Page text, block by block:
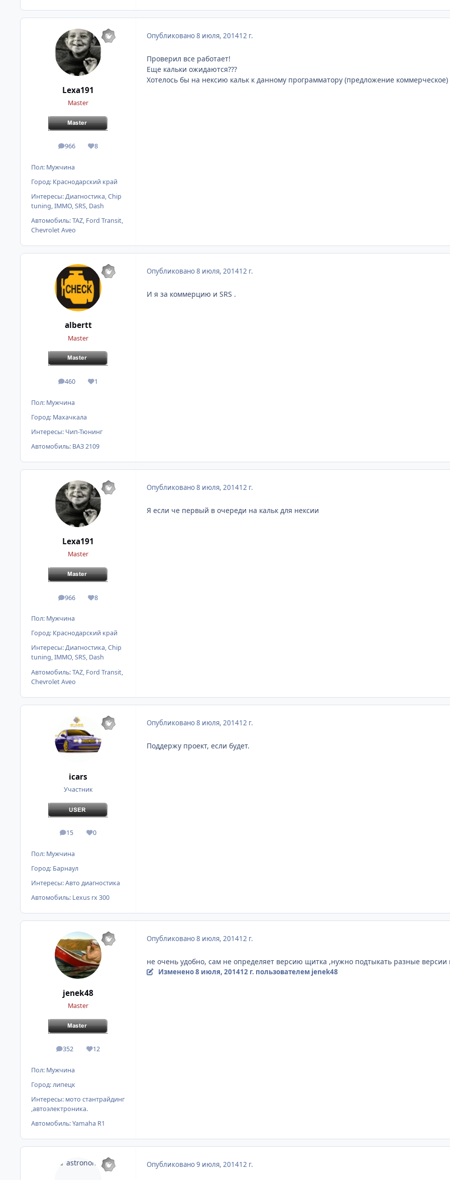
Lexa191
Master
966
сообщения
8
Репутация
Пол: Мужчина
Город: Краснодарский край
Интересы:Диагностика, Chip
tuning, IMMO, SRS, Dash
Автомобиль:TAZ, Ford Transit,
Chevrolet Aveo
Опубликовано8 июля, 201412 г.
Проверил все работает!
Еще кальки ожидаются???
Хотелось бы на нексию кальк к данному программатору (предложение коммерческое)
albertt
Master
460
сообщения
1
Репутация
Пол: Мужчина
Город: Махачкала
Интересы: Чип-Тюнинг
Автомобиль: ВАЗ 2109
Опубликовано8 июля, 201412 г.
И я за коммерцию и SRS .
Lexa191
Master
966
сообщения
8
Репутация
Пол: Мужчина
Город: Краснодарский край
Интересы:Диагностика, Chip
tuning, IMMO, SRS, Dash
Автомобиль:TAZ, Ford Transit,
Chevrolet Aveo
Опубликовано8 июля, 201412 г.
Я если че первый в очереди на кальк для нексии
icars
Участник
15
сообщения
0
Репутация
Пол: Мужчина
Город: Барнаул
Интересы:Авто диагностика
Автомобиль: Lexus rx 300
Опубликовано8 июля, 201412 г.
Поддержу проект, если будет.
jenek48
Master
352
сообщения
12
Репутация
Пол: Мужчина
Город:липецк
Интересы: мото стантрайдинг
,автоэлектроника.
Автомобиль:Yamaha R1
Опубликовано8 июля, 201412 г.
не очень удобно, сам не определяет версию щитка ,нужно подтыкать разные версии
Изменено8 июля, 201412 г. пользователем jenek48
Опубликовано9 июля, 201412 г.